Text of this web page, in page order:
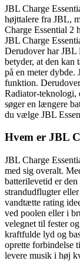
JBL Charge
højttalere fra JBL,
Charge Essential 2
JBL Charge
Derudover har
betyder, at den
på en meter dybde.
funktion.
Radiator-teknologi,
søger en længere
du vælge JBL
Hvem er JBL
JBL Charge
med sig overalt.
batterilevetid er
strandudflugter
vandtætte rating
ved poolen eller i
velegnet til fester
kraftfulde lyd og
oprette forbindelse
levere musik i høj